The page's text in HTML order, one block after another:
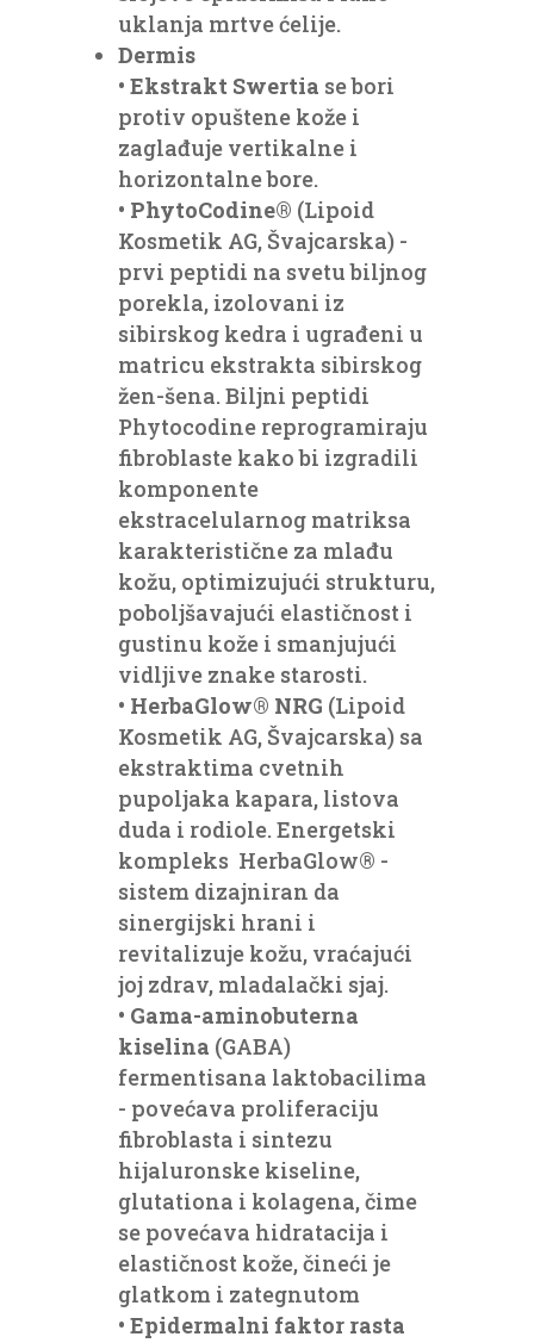
uklanja mrtve ćelije.
Dermis
• Ekstrakt Swertia se bori
protiv opuštene kože i
zaglađuje vertikalne i
horizontalne bore.
• PhytoCodine® (Lipoid
Kosmetik AG, Švajcarska) -
prvi peptidi na svetu biljnog
porekla, izolovani iz
sibirskog kedra i ugrađeni u
matricu ekstrakta sibirskog
žen-šena. Biljni peptidi
Phytocodine reprogramiraju
fibroblaste kako bi izgradili
komponente
ekstracelularnog matriksa
karakteristične za mlađu
kožu, optimizujući strukturu,
poboljšavajući elastičnost i
gustinu kože i smanjujući
vidljive znake starosti.
• HerbaGlow® NRG (Lipoid
Kosmetik AG, Švajcarska) sa
ekstraktima cvetnih
pupoljaka kapara, listova
duda i rodiole. Energetski
kompleks HerbaGlow® -
sistem dizajniran da
sinergijski hrani i
revitalizuje kožu, vraćajući
joj zdrav, mladalački sjaj.
• Gama-aminobuterna
kiselina (GABA)
fermentisana laktobacilima
- povećava proliferaciju
fibroblasta i sintezu
hijaluronske kiseline,
glutationa i kolagena, čime
se povećava hidratacija i
elastičnost kože, čineći je
glatkom i zategnutom
• Epidermalni faktor rasta